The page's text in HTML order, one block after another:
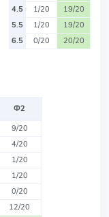
4.5
1/20
19/20
5.5
1/20
19/20
6.5
0/20 20/20
Ф2
9/20
4/20
1/20
1/20
0/20
12/20